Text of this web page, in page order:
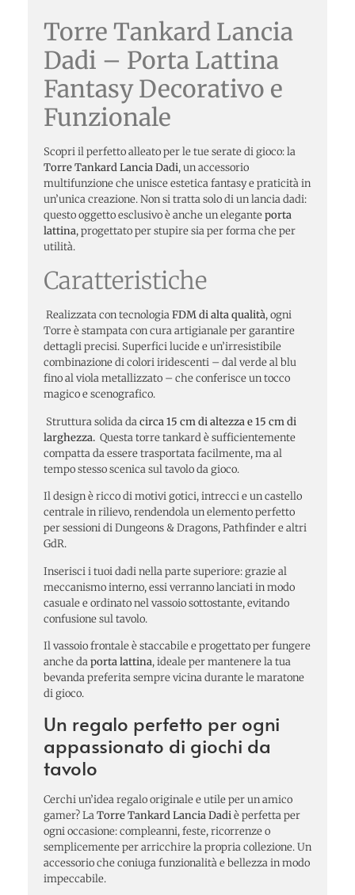
Torre Tankard Lancia
Dadi – Porta Lattina
Fantasy Decorativo e
Funzionale
Scopri il perfetto alleato per le tue serate di gioco: la
Torre Tankard Lancia Dadi, un accessorio
multifunzione che unisce estetica fantasy e praticità in
un’unica creazione. Non si tratta solo di un lancia dadi:
questo oggetto esclusivo è anche un eleganteporta
lattina, progettato per stupire sia per forma che per
utilità.
Caratteristiche
Realizzata con tecnologiaFDM di alta qualità, ogni
Torre è stampata con cura artigianale per garantire
dettagli precisi. Superfici lucide e un’irresistibile
combinazione di colori iridescenti – dal verde al blu
fino al viola metallizzato – che conferisce un tocco
magico e scenografico.
Struttura solida dacirca 15 cm di altezza e 15 cm di
larghezza. Questa torre tankard è sufficientemente
compatta da essere trasportata facilmente, ma al
tempo stesso scenica sul tavolo da gioco.
Il design è ricco di motivi gotici, intrecci e un castello
centrale in rilievo, rendendola un elemento perfetto
per sessioni di Dungeons & Dragons, Pathfinder e altri
GdR.
Inserisci i tuoi dadi nella parte superiore: grazie al
meccanismo interno, essi verranno lanciati in modo
casuale e ordinato nel vassoio sottostante, evitando
confusione sul tavolo.
Il vassoio frontale è staccabile e progettato per fungere
anche daporta lattina, ideale per mantenere la tua
bevanda preferita sempre vicina durante le maratone
di gioco.
Un regalo perfetto per ogni
appassionato di giochi da
tavolo
Cerchi un’idea regalo originale e utile per un amico
gamer? LaTorre Tankard Lancia Dadiè perfetta per
ogni occasione: compleanni, feste, ricorrenze o
semplicemente per arricchire la propria collezione. Un
accessorio che coniuga funzionalità e bellezza in modo
impeccabile.